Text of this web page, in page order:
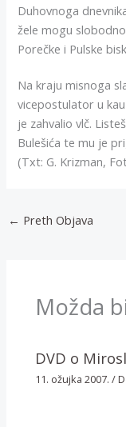
Duhovnoga
žele mogu
Porečke i Pulske
Na kraju misnoga
vicepostulator u
je zahvalio vlč.
Bulešića te mu je
(Txt: G. Krizman,
← Preth Objava
Možda
DVD o
11. ožujka 2007./